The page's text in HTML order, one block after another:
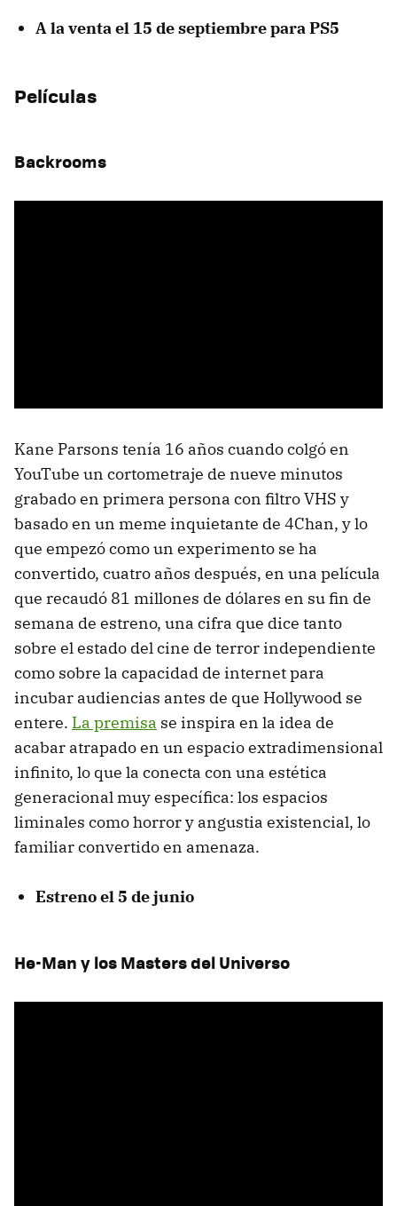
A la venta el 15 de septiembre para PS5
Películas
Backrooms
Kane Parsons tenía 16 años cuando colgó en
YouTube un cortometraje de nueve minutos
grabado en primera persona con filtro VHS y
basado en un meme inquietante de 4Chan, y lo
que empezó como un experimento se ha
convertido, cuatro años después, en una película
que recaudó 81 millones de dólares en su fin de
semana de estreno, una cifra que dice tanto
sobre el estado del cine de terror independiente
como sobre la capacidad de internet para
incubar audiencias antes de que Hollywood se
entere. La premisa se inspira en la idea de
acabar atrapado en un espacio extradimensional
infinito, lo que la conecta con una estética
generacional muy específica: los espacios
liminales como horror y angustia existencial, lo
familiar convertido en amenaza.
Estreno el 5 de junio
He-Man y los Masters del Universo